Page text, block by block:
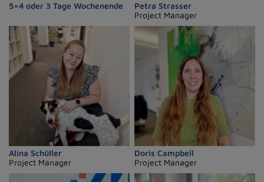
5=4 oder 3 Tage Wochenende
Petra Strasser
Project Manager
Alina Schüller
Project Manager
Doris Campbell
Project Manager